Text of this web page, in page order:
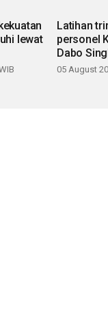
lewat
Latihan
personel
Dabo
05 August